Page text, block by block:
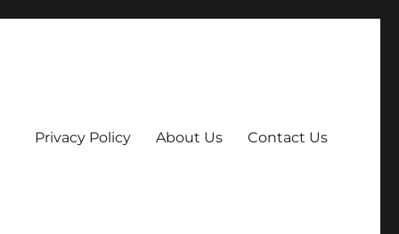
Privacy Policy About Us Contact Us